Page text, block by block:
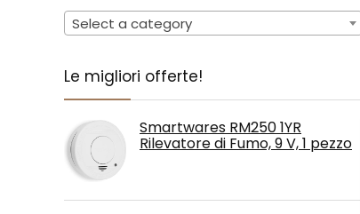
Select a category
Le migliori offerte!
Smartwares RM250 1YR
Rilevatore di Fumo, 9 V, 1 pezzo